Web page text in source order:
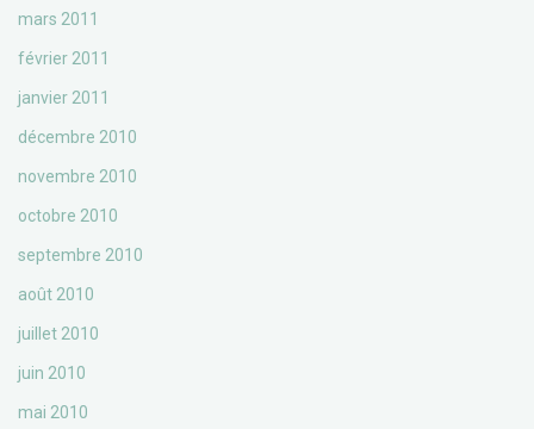
mars 2011
février 2011
janvier 2011
décembre 2010
novembre 2010
octobre 2010
septembre 2010
août 2010
juillet 2010
juin 2010
mai 2010